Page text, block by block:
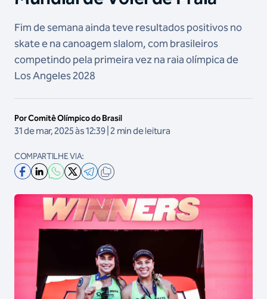
Fim de semana ainda teve resultados positivos no
skate e na canoagem slalom, com brasileiros
competindo pela primeira vez na raia olímpica de
Los Angeles 2028
Por Comitê Olímpico do Brasil
31 de mar, 2025 às 12:39 | 2 min de leitura
COMPARTILHE VIA: